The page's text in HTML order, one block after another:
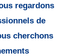
regardons
de
cherchons